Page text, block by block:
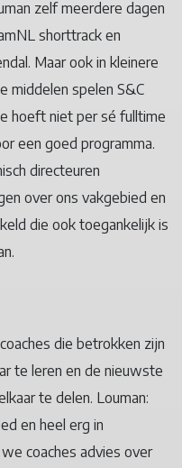
zelf meerdere dagen
shorttrack en
Maar ook in kleinere
middelen spelen S&C
hoeft niet per sé fulltime
een goed programma.
directeuren
over ons vakgebied en
die ook toegankelijk is
die betrokken zijn
te leren en de nieuwste
te delen. Louman:
en heel erg in
coaches advies over